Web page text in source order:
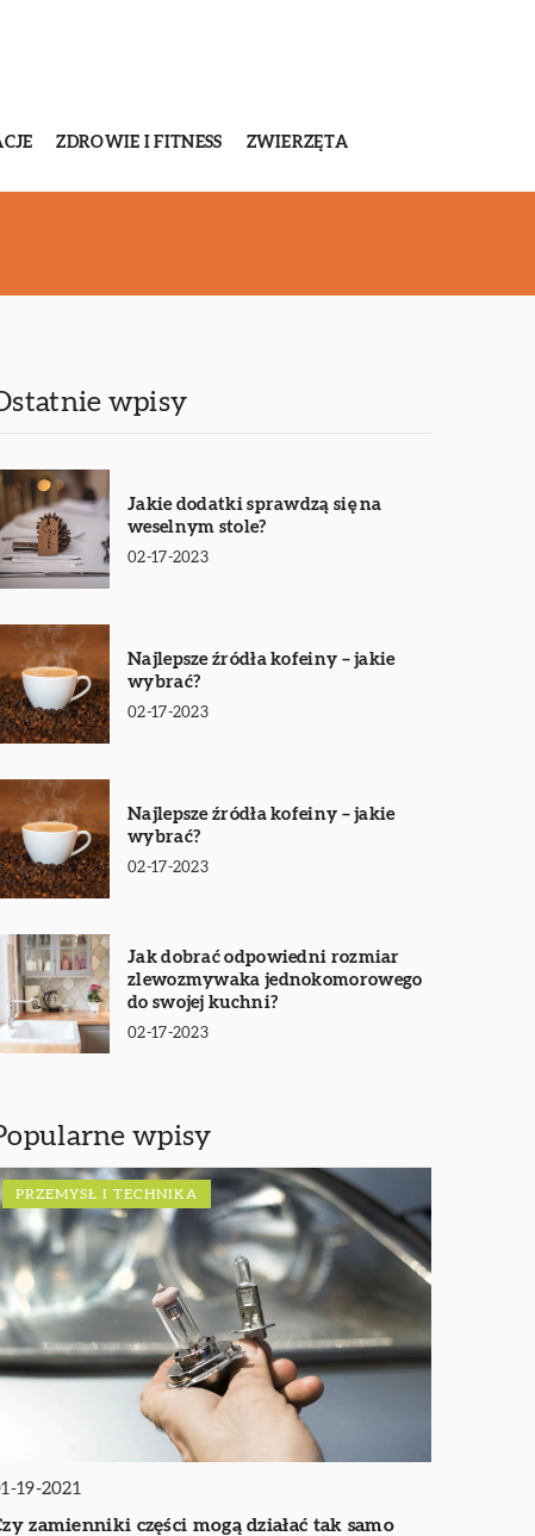
ZDROWIE I FITNESS ZWIERZĘTA
wpisy
Jakie dodatki sprawdzą się na
weselnym stole?
02-17-2023
Najlepsze źródła kofeiny – jakie
wybrać?
02-17-2023
Najlepsze źródła kofeiny – jakie
wybrać?
02-17-2023
Jak dobrać odpowiedni rozmiar
zlewozmywaka jednokomorowego
do swojej kuchni?
02-17-2023
wpisy
PRZEMYSŁ I TECHNIKA
19-2021
zamienniki części mogą działać tak samo